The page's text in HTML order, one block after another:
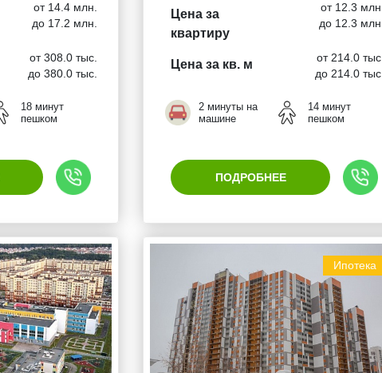
от 14.4 млн.
до 17.2 млн.
от 308.0 тыс.
до 380.0 тыс.
18 минут
пешком
Цена за
квартиру
от 12.3 млн.
до 12.3 млн.
Цена за кв. м
от 214.0 тыс.
до 214.0 тыс.
2 минуты на
машине
14 минут
пешком
ПОДРОБНЕЕ
Ипотека